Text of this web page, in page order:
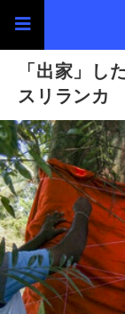
「出家」し
スリランカ